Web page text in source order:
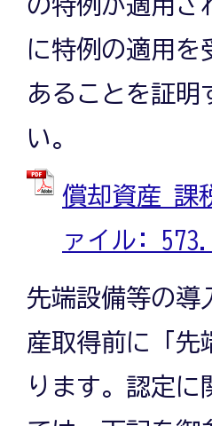
に特例の適用を
あることを証明
い。
償却資産 課
ァイル:
先端設備等の導
産取得前に「先
ります。認定